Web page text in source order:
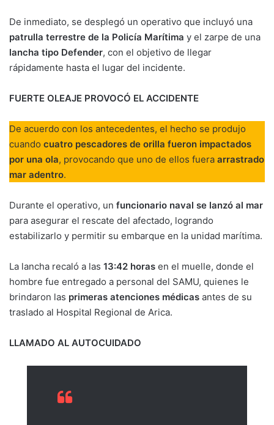
De inmediato, se desplegó un operativo que incluyó una
patrulla terrestre de la Policía Marítima y el zarpe de una
lancha tipo Defender, con el objetivo de llegar
rápidamente hasta el lugar del incidente.
FUERTE OLEAJE PROVOCÓ EL ACCIDENTE
De acuerdo con los antecedentes, el hecho se produjo
cuando cuatro pescadores de orilla fueron impactados
por una ola, provocando que uno de ellos fuera arrastrado
mar adentro.
Durante el operativo, un funcionario naval se lanzó al mar
para asegurar el rescate del afectado, logrando
estabilizarlo y permitir su embarque en la unidad marítima.
La lancha recaló a las 13:42 horas en el muelle, donde el
hombre fue entregado a personal del SAMU, quienes le
brindaron las primeras atenciones médicas antes de su
traslado al Hospital Regional de Arica.
LLAMADO AL AUTOCUIDADO